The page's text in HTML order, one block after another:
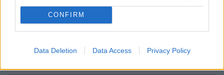
CONFIRM
Data Deletion Data Access Privacy Policy
Πόσο κοστίζει μία εβδομάδα σε βίλες -